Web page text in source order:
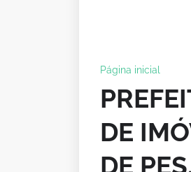
Página inicial
DE
DE